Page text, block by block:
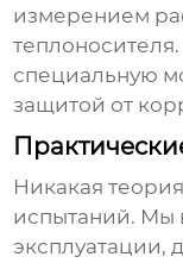
измерением
специальную
защитой от
Никакая
испытаний. Мы
эксплуатации,